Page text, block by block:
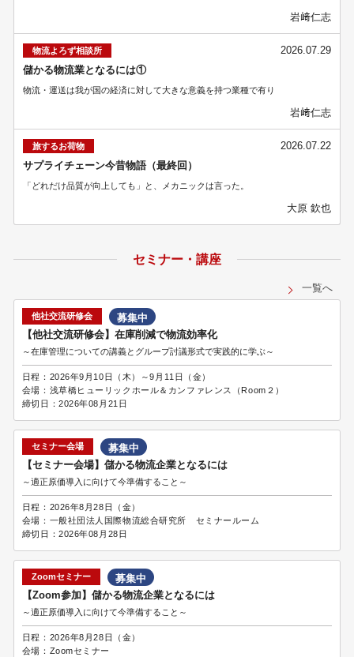
岩﨑仁志
物流よろず相談所
2026.07.29
儲かる物流業となるには①
物流・運送は我が国の経済に対して大きな意義を持つ業種で有り
岩﨑仁志
旅するお荷物
2026.07.22
サプライチェーン今昔物語（最終回）
「どれだけ品質が向上しても」と、メカニックは言った。
大原 欽也
セミナー・講座
一覧へ
他社交流研修会
募集中
【他社交流研修会】在庫削減で物流効率化
～在庫管理についての講義とグループ討議形式で実践的に学ぶ～
日程： 2026年9月10日（木）～9月11日（金）
会場： 浅草橋ヒューリックホール＆カンファレンス（Room２）
締切日：2026年08月21日
セミナー会場
募集中
【セミナー会場】儲かる物流企業となるには
～適正原価導入に向けて今準備すること～
日程： 2026年8月28日（金）
会場： 一般社団法人国際物流総合研究所 セミナールーム
締切日：2026年08月28日
Zoomセミナー
募集中
【Zoom参加】儲かる物流企業となるには
～適正原価導入に向けて今準備すること～
日程： 2026年8月28日（金）
会場： Zoomセミナー